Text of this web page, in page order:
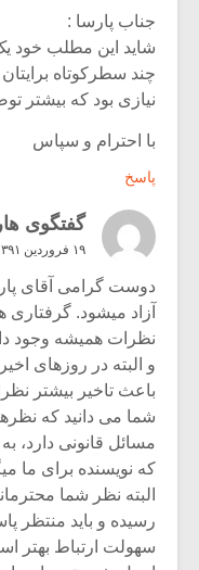
جناب پارسا :
شاید این مطلب خود یک
چند سطرکوتاه
نیازی بود که بیشتر
با احترام و سپاس
پاسخ
گفتگوی
۱۹ فروردین ۱۳۹۱ در ۹:۴۵ ب٫ظ
دوست گرامی آقای
آزاد میشود. گرفتاری
نظرات همیشه وجود
و البته در روزهای
باعث تاخیر بیشتر
شما می دانید که
مسائل قانونی دارد،
که نویسنده برای ما
البته نظر شما
رسیده و باید منتظر
سهولت ارتباط بهتر